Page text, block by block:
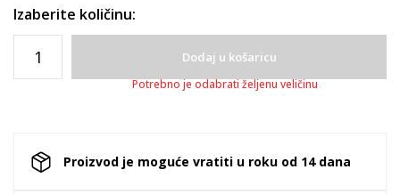
Izaberite količinu:
Dodaj u košaricu
Potrebno je odabrati željenu veličinu
Proizvod je moguće vratiti u roku od 14 dana